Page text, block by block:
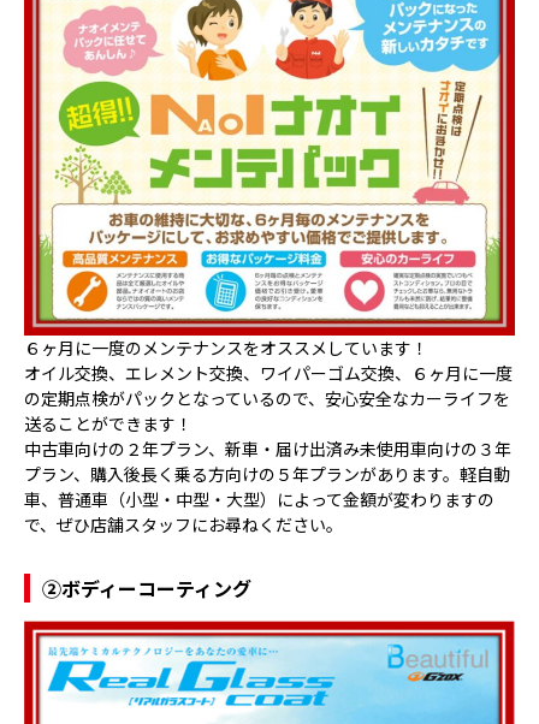
６ヶ月に一度のメンテナンスをオススメしています！
オイル交換、エレメント交換、ワイパーゴム交換、６ヶ月に一度
の定期点検がパックとなっているので、安心安全なカーライフを
送ることができます！
中古車向けの２年プラン、新車・届け出済み未使用車向けの３年
プラン、購入後長く乗る方向けの５年プランがあります。軽自動
車、普通車（小型・中型・大型）によって金額が変わりますの
で、ぜひ店舗スタッフにお尋ねください。
②ボディーコーティング